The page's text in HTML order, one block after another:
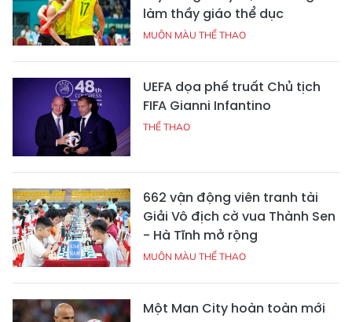
làm thầy giáo thể dục
MUÔN MÀU THỂ THAO
UEFA dọa phế truất Chủ tịch
FIFA Gianni Infantino
THỂ THAO
662 vận động viên tranh tài
Giải Vô địch cờ vua Thành Sen
- Hà Tĩnh mở rộng
MUÔN MÀU THỂ THAO
Một Man City hoàn toàn mới